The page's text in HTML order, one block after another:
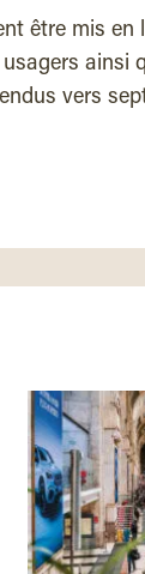
être mis en
ainsi
vers